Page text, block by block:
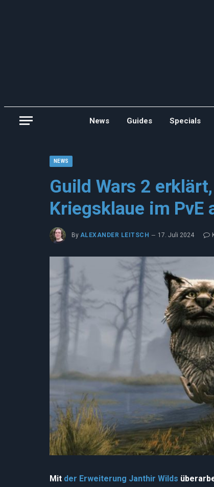
News Guides Specials
NEWS
Guild Wars 2
Kriegsklaue im PvE
By ALEXANDER LEITSCH 17. Juli 2024
Mit der Erweiterung Janthir Wilds